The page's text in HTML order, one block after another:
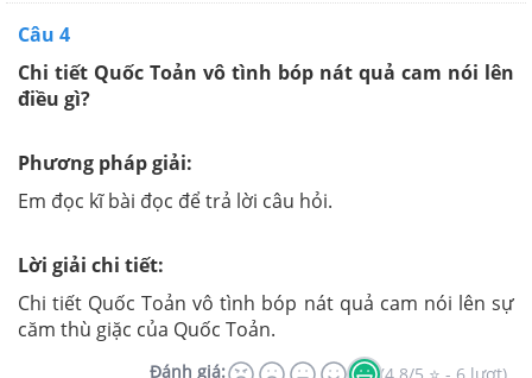
Câu 4
Chi tiết Quốc Toản vô tình bóp nát quả cam nói lên
điều gì?
Phương pháp giải:
Em đọc kĩ bài đọc để trả lời câu hỏi.
Lời giải chi tiết:
Chi tiết Quốc Toản vô tình bóp nát quả cam nói lên sự
căm thù giặc của Quốc Toản.
Đánh giá: